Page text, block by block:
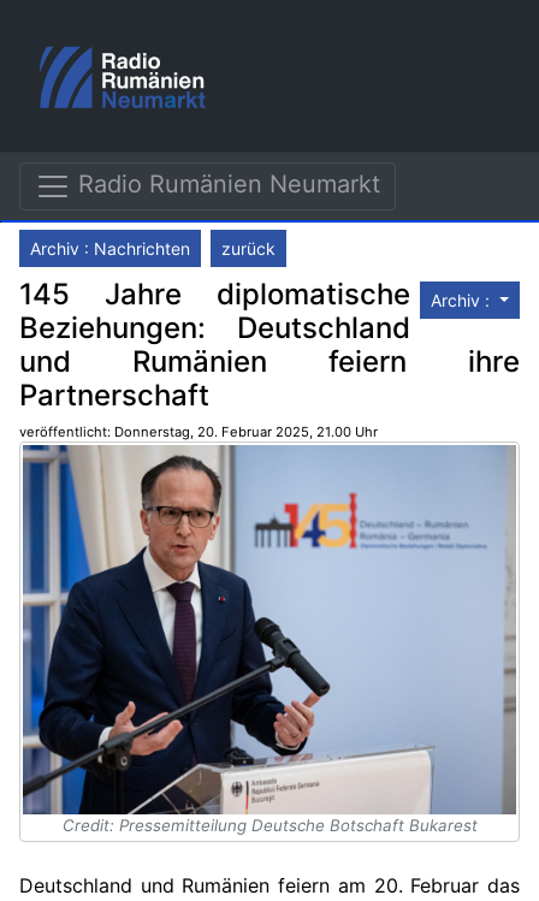
Radio Rumänien Neumarkt
Archiv : Nachrichten zurück
Archiv :
145 Jahre diplomatische
Beziehungen: Deutschland
und Rumänien feiern ihre
Partnerschaft
veröffentlicht: Donnerstag, 20. Februar 2025, 21.00 Uhr
Credit: Pressemitteilung Deutsche Botschaft Bukarest
Deutschland und Rumänien feiern am 20. Februar das